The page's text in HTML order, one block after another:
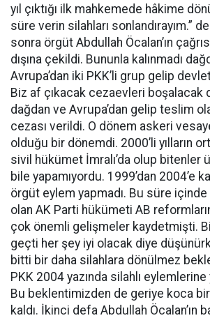
yıl çıktığı ilk mahkemede hâkime
süre verin silahları sonlandırayım.”
sonra örgüt Abdullah Öcalan’ın
dışına çekildi. Bununla kalınmadı
Avrupa’dan iki PKK’li grup gelip
Biz af çıkacak cezaevleri boşalacak
dağdan ve Avrupa’dan gelip teslim
cezası verildi. O dönem askeri
olduğu bir dönemdi. 2000’li yılların
sivil hükümet İmralı’da olup bitenler
bile yapamıyordu. 1999’dan 2004’e
örgüt eylem yapmadı. Bu süre içinde
olan AK Parti hükümeti AB
çok önemli gelişmeler kaydetmişti.
geçti her şey iyi olacak diye
bitti bir daha silahlara dönülmez
PKK 2004 yazında silahlı eylemlerine
Bu beklentimizden de geriye koca bir
kaldı. İkinci defa Abdullah Öcalan’ın